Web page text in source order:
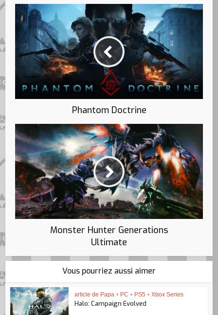
Phantom Doctrine
Monster Hunter Generations
Ultimate
Vous pourriez aussi aimer
article de Papa • PC • PS5 • Xbox Series
Halo: Campaign Evolved